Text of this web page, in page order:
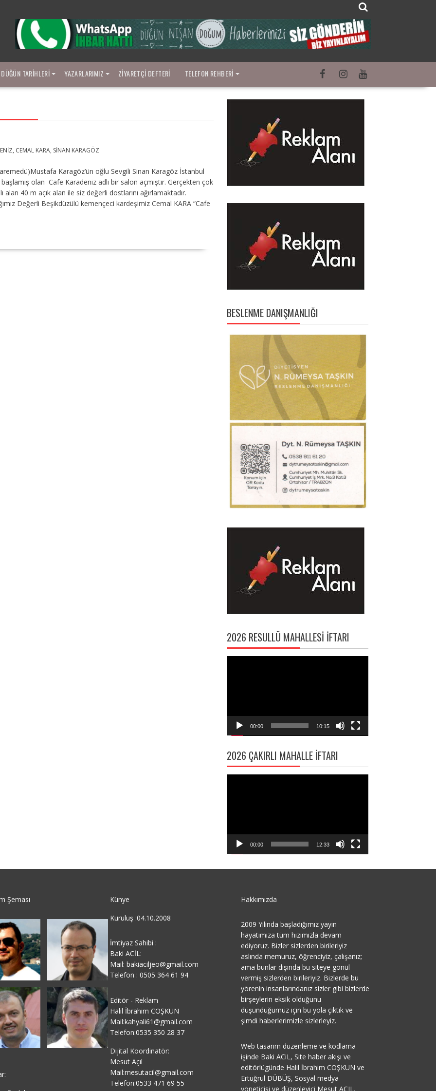
DÜĞÜN TARIHLERI YAZARLARIMIZ ZIYARETÇI DEFTERI TELEFON REHBERI
, CEMAL KARA, SINAN KARAGÖZ
Karagöz’ün oğlu Sevgili Sinan Karagöz İstanbul
olan Cafe Karadeniz adlı bir salon açmıştır. Gerçekten çok
40 m açık alan ile siz değerli dostlarını ağırlamaktadır.
Değerli Beşikdüzülü kemençeci kardeşimiz Cemal KARA “Cafe
BESLENME DANIŞMANLIĞI
2026 RESULLÜ MAHALLESI İFTARI
00:00 10:15
2026 ÇAKIRLI MAHALLE İFTARI
00:00 12:33
Şeması
Künye
Kuruluş :04.10.2008
İmtiyaz Sahibi :
Baki ACİL:
Mail: bakiaciljeo@gmail.com
Telefon : 0505 364 61 94
Editör - Reklam
Halil İbrahim COŞKUN
Mail:kahyali61@gmail.com
Telefon:0535 350 28 37
Dijital Koordinatör:
Mesut Açıl
Mail:mesutacil@gmail.com
Telefon:0533 471 69 55
Hakkımızda
2009 Yılında başladığımız yayın
hayatımıza tüm hızımızla devam
ediyoruz. Bizler sizlerden birileriyiz
aslında memuruz, öğrenciyiz, çalışanız;
ama bunlar dışında bu siteye gönül
vermiş sizlerden birileriyiz. Bizlerde bu
yörenin insanlarındanız sizler gibi bizlerde
birşeylerin eksik olduğunu
düşündüğümüz için bu yola çıktık ve
şimdi haberlerimizle sizlerleyiz.
Web tasarım düzenleme ve kodlama
işinde Baki ACiL, Site haber akışı ve
editörlügünde Halil İbrahim COŞKUN ve
Ertuğrul DÜBÜŞ, Sosyal medya
yöneticisi ve düzenleyici Mesut AÇIL.